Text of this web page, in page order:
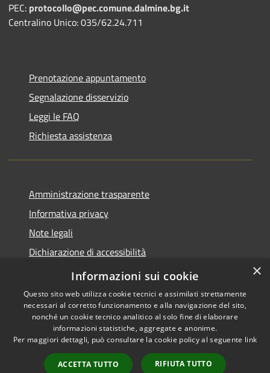
PEC: protocollo@pec.comune.dalmine.bg.it
Centralino Unico: 035/62.24.711
Prenotazione appuntamento
Segnalazione disservizio
Leggi le FAQ
Richiesta assistenza
Amministrazione trasparente
Informativa privacy
Note legali
Dichiarazione di accessibilità
Piano di miglioramento del sito
Accessibilità
Copyright © 2026 • Comune di
Dalmine • Powered by
Municipium•
Accesso
×
Informazioni sui cookie
Questo sito web utilizza cookie tecnici e assimilati strettamente
necessari al corretto funzionamento e alla navigazione del sito,
nonché un cookie tecnico analitico al solo fine di elaborare
informazioni statistiche, aggregate e anonime.
Per maggiori dettagli, può consultare la cookie policy al seguente link
ACCETTA TUTTO RIFIUTA TUTTO